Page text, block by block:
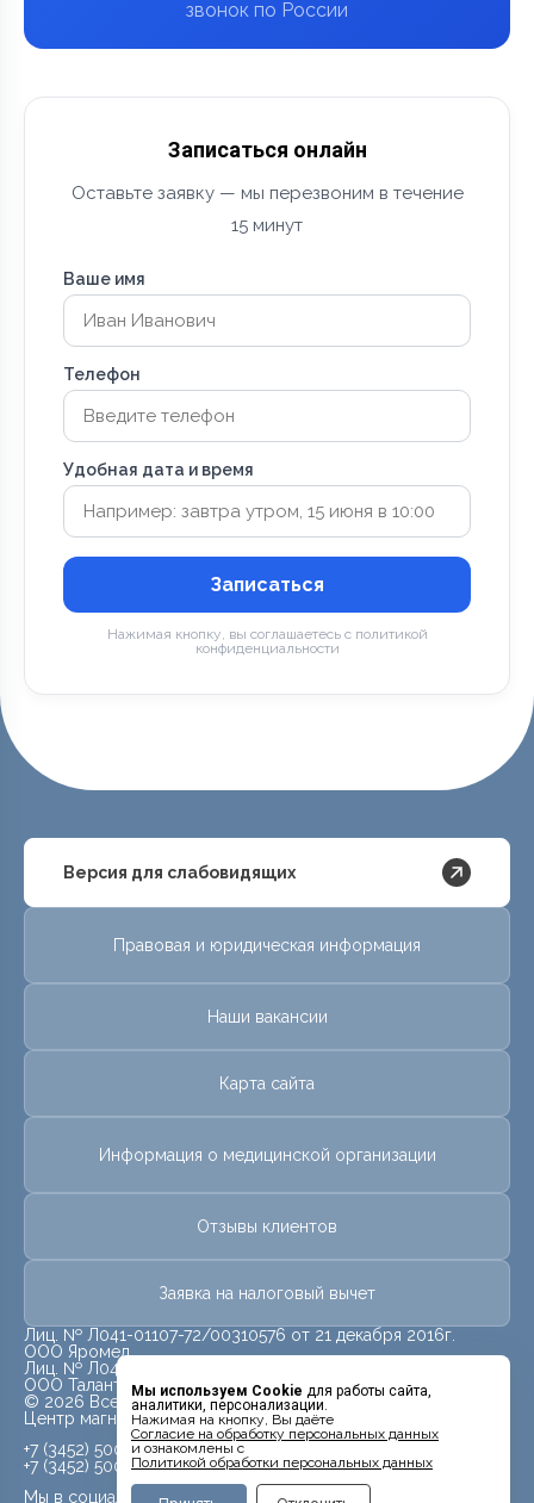
Мы используем Cookie для работы сайта,
аналитики, персонализации.
Нажимая на кнопку, Вы даёте
Cогласие на обработку персональных данных
и ознакомлены с
Политикой обработки персональных данных
звонок по России
Записаться онлайн
Оставьте заявку — мы перезвоним в течение
15 минут
Ваше имя
Телефон
Удобная дата и время
Записаться
Нажимая кнопку, вы соглашаетесь с политикой
конфиденциальности
Версия для слабовидящих
Правовая и юридическая информация
Наши вакансии
Карта сайта
Информация о медицинской организации
Отзывы клиентов
Заявка на налоговый вычет
Лиц. № Л041-01107-72/00310576 от 21 декабря 2016г.
ООО Яромед
Лиц. № Л041-01107-72/00623073 от 31 октября 2022г.
ООО Талант
© 2026 Все права защищены.
Центр магнитно-резонансной томографии «МРТ Лидер»
Мы в социальных сетях
+7 (3452) 500-914
+7 (3452) 500-944